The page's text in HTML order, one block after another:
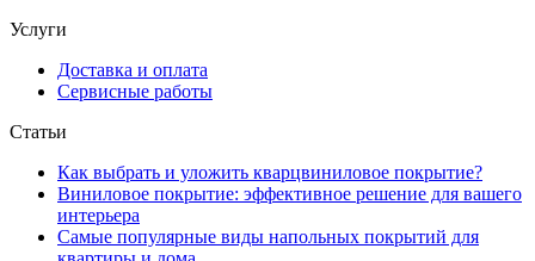
Услуги
Доставка и оплата
Сервисные работы
Статьи
Как выбрать и уложить кварцвиниловое покрытие?
Виниловое покрытие: эффективное решение для вашего
интерьера
Самые популярные виды напольных покрытий для